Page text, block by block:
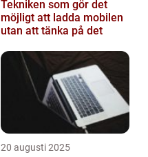
Tekniken som gör det
möjligt att ladda mobilen
utan att tänka på det
20 augusti 2025